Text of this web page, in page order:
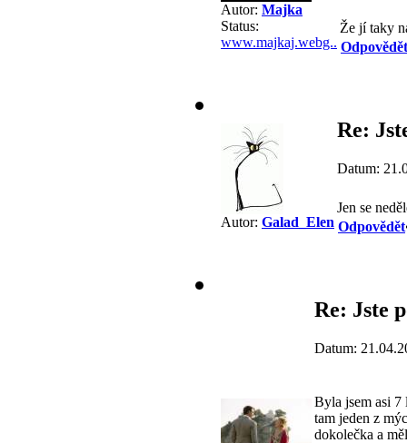
Autor: Majka
Status:
www.majkaj.webg..
Že jí taky
Odpovědět
Autor: Galad_Elen
Re:
Datum:
Jen se
Odpovědět
Re: Jste
Datum:
Byla jsem asi 7
tam jeden z
dokolečka a